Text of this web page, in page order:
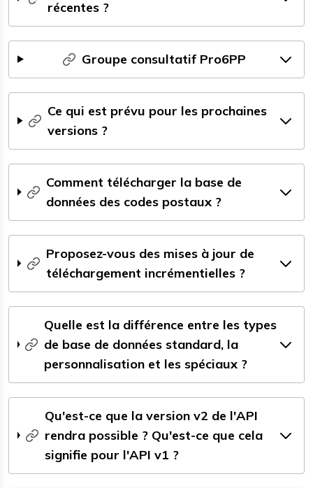
récentes ?
Groupe consultatif Pro6PP
Ce qui est prévu pour les prochaines
versions ?
Comment télécharger la base de
données des codes postaux ?
Proposez-vous des mises à jour de
téléchargement incrémentielles ?
Quelle est la différence entre les types
de base de données standard, la
personnalisation et les spéciaux ?
Qu'est-ce que la version v2 de l'API
rendra possible ? Qu'est-ce que cela
signifie pour l'API v1 ?